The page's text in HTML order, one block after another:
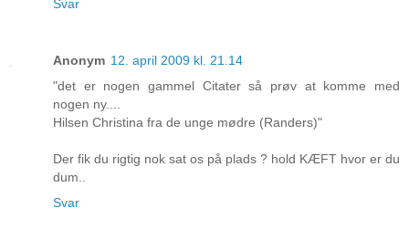
Svar
Anonym 12. april 2009 kl. 21.14
"det er nogen gammel Citater så prøv at komme med
nogen ny....
Hilsen Christina fra de unge mødre (Randers)"
Der fik du rigtig nok sat os på plads ? hold KÆFT hvor er du
dum..
Svar